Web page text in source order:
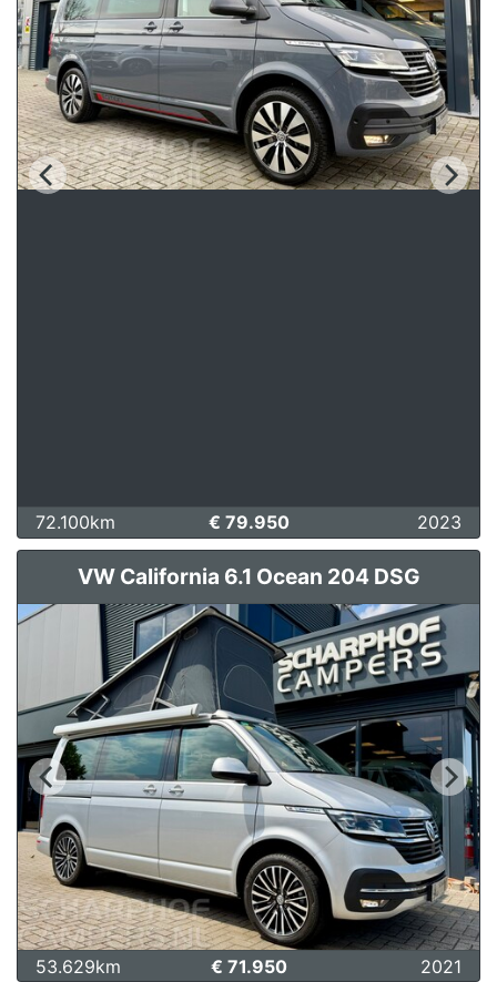
72.100km € 79.950 2023
VW California 6.1 Ocean 204 DSG
53.629km € 71.950 2021